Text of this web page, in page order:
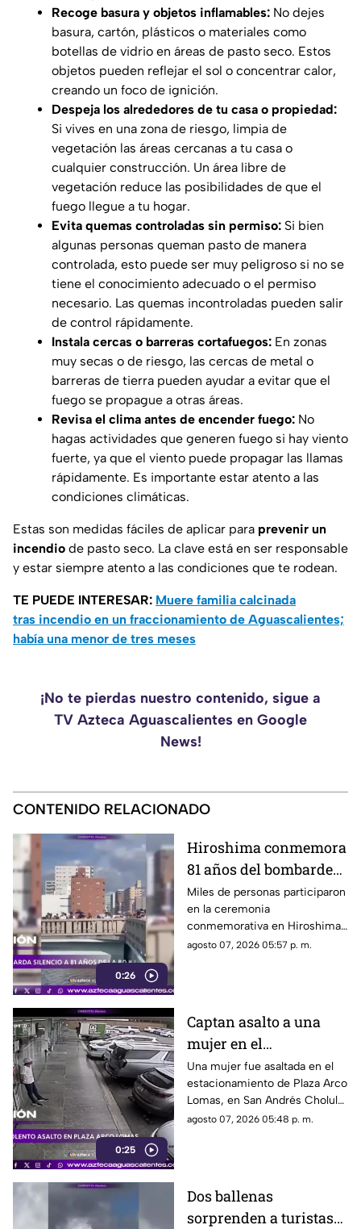
Recoge basura y objetos inflamables: No dejes
basura, cartón, plásticos o materiales como
botellas de vidrio en áreas de pasto seco. Estos
objetos pueden reflejar el sol o concentrar calor,
creando un foco de ignición.
Despeja los alrededores de tu casa o propiedad:
Si vives en una zona de riesgo, limpia de
vegetación las áreas cercanas a tu casa o
cualquier construcción. Un área libre de
vegetación reduce las posibilidades de que el
fuego llegue a tu hogar.
Evita quemas controladas sin permiso: Si bien
algunas personas queman pasto de manera
controlada, esto puede ser muy peligroso si no se
tiene el conocimiento adecuado o el permiso
necesario. Las quemas incontroladas pueden salir
de control rápidamente.
Instala cercas o barreras cortafuegos: En zonas
muy secas o de riesgo, las cercas de metal o
barreras de tierra pueden ayudar a evitar que el
fuego se propague a otras áreas.
Revisa el clima antes de encender fuego: No
hagas actividades que generen fuego si hay viento
fuerte, ya que el viento puede propagar las llamas
rápidamente. Es importante estar atento a las
condiciones climáticas.
Estas son medidas fáciles de aplicar para prevenir un
incendio de pasto seco. La clave está en ser responsable
y estar siempre atento a las condiciones que te rodean.
TE PUEDE INTERESAR: Muere familia calcinada
tras incendio en un fraccionamiento de Aguascalientes;
había una menor de tres meses
¡No te pierdas nuestro contenido, sigue a
TV Azteca Aguascalientes en Google
News!
CONTENIDO RELACIONADO
0:26
Hiroshima conmemora
81 años del bombardeo
atómico con un minuto
de silencio
Miles de personas participaron
en la ceremonia
conmemorativa en Hiroshima,
donde se recordó a las
agosto 07, 2026 05:57 p. m.
0:25
Captan asalto a una
mujer en el
estacionamiento de
Plaza Arco Lomas
Una mujer fue asaltada en el
estacionamiento de Plaza Arco
Lomas, en San Andrés Cholula.
El ataque quedó registrado por
agosto 07, 2026 05:48 p. m.
Dos ballenas
sorprenden a turistas